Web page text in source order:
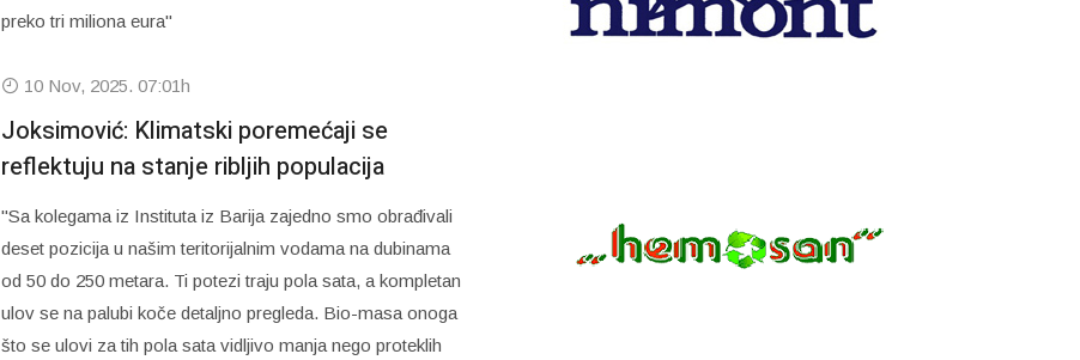
preko tri miliona eura"
10 Nov, 2025. 07:01h
Joksimović: Klimatski poremećaji se
reflektuju na stanje ribljih populacija
"Sa kolegama iz Instituta iz Barija zajedno smo obrađivali
deset pozicija u našim teritorijalnim vodama na dubinama
od 50 do 250 metara. Ti potezi traju pola sata, a kompletan
ulov se na palubi koče detaljno pregleda. Bio-masa onoga
što se ulovi za tih pola sata vidljivo manja nego proteklih